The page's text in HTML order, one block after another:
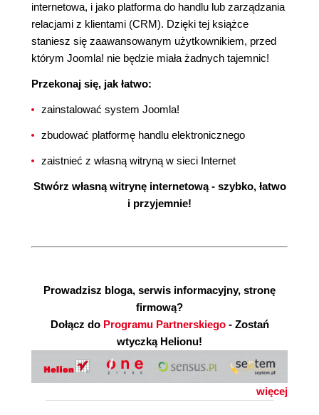
internetowa, i jako platforma do handlu lub zarządzania
relacjami z klientami (CRM). Dzięki tej książce
staniesz się zaawansowanym użytkownikiem, przed
którym Joomla! nie będzie miała żadnych tajemnic!
Przekonaj się, jak łatwo:
zainstalować system Joomla!
zbudować platformę handlu elektronicznego
zaistnieć z własną witryną w sieci Internet
Stwórz własną witrynę internetową - szybko, łatwo
i przyjemnie!
Prowadzisz bloga, serwis informacyjny, stronę
firmową?
Dołącz do Programu Partnerskiego- Zostań
wtyczką Helionu!
więcej